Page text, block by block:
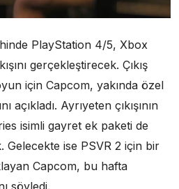
PlayStation 4/5, Xbox
gerçekleştirecek. Çıkış
için Capcom, yakında özel
açıkladı. Ayrıyeten çıkışının
isimli gayret ek paketi de
Gelecekte ise PSVR 2 için bir
Capcom, bu hafta
söyledi.